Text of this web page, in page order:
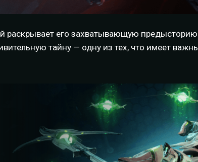
раскрывает его захватывающую
тайну — одну из тех, что имеет